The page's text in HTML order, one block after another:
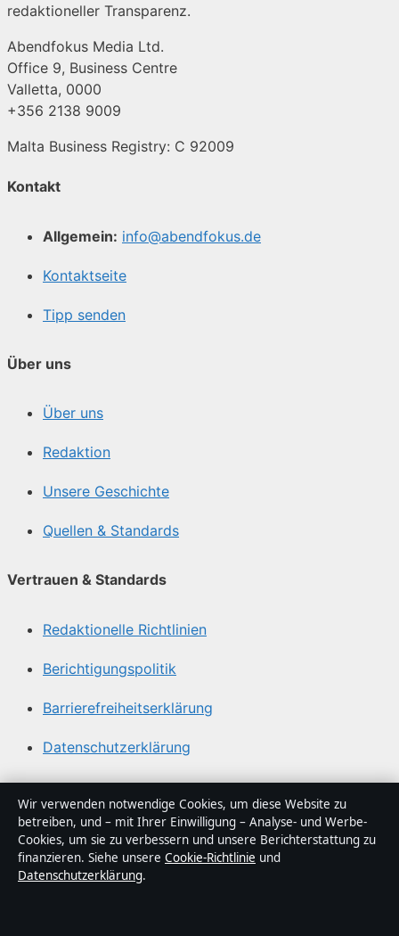
redaktioneller Transparenz.
Abendfokus Media Ltd.
Office 9, Business Centre
Valletta, 0000
+356 2138 9009
Malta Business Registry: C 92009
Kontakt
Allgemein: info@abendfokus.de
Kontaktseite
Tipp senden
Über uns
Über uns
Redaktion
Unsere Geschichte
Quellen & Standards
Vertrauen & Standards
Redaktionelle Richtlinien
Berichtigungspolitik
Barrierefreiheitserklärung
Datenschutzerklärung
Über Abendfokus in Kürze
Abendfokus ist ein unabhängiger digitaler
Nachrichtenanbieter mit Fokus auf Politik, Wirtschaft,
Technik und Gesellschaft in Deutschland. Jeder Artikel
Wir verwenden notwendige Cookies, um diese Website zu
betreiben, und – mit Ihrer Einwilligung – Analyse- und Werbe-
Cookies, um sie zu verbessern und unsere Berichterstattung zu
finanzieren. Siehe unsere Cookie-Richtlinie und
Datenschutzerklärung.